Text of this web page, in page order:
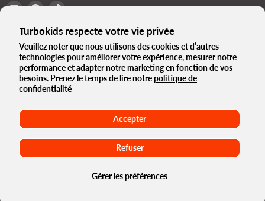
Turbokids respecte votre vie privée
Veuillez noter que nous utilisons des cookies et d’autres
technologies pour améliorer votre expérience, mesurer notre
performance et adapter notre marketing en fonction de vos
besoins. Prenez le temps de lire notrepolitique de
confidentialité
Gérer les préférences
Accepter
Refuser
EmailTrouvez-
sur
Facebook
Trouvez-
sur
TikTok
Langue
Français
Pays
Canada (CAD $)
Le Turbo Blogue Notre histoire
Politique de Confidentialité
Termes et Conditions
Normes Gouvernementales e-Bikes
Conditions d'utilisation
Politique de remboursement Maison
Droits d'auteur © 2026 Turbokids.ca.
Commerce électronique propulsé par Shopify